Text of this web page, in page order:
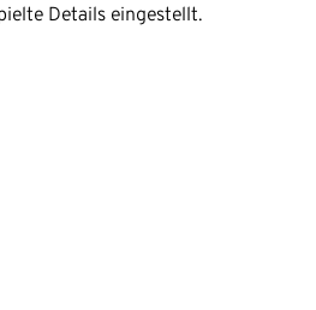
Details eingestellt.